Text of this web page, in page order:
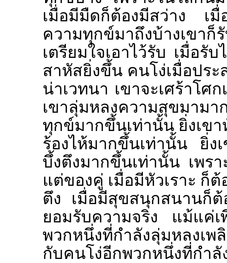
เมื่อมีมืดก็ต้องมีสว่าง เ
ความทุกข์มาถึงบ้างเขา
เตรียมใจเอาไว้รับ เมื่อรั
สาหัสยิ่งขึ้น คนโง่เมื่อปร
น่าเวทนา เขาจะเศร้าโศ
เขาลุ่มหลงความสุขมามา
ทุกข์มากขึ้นเท่านั้น ยิ่งเขา
ร้องไห้มากขึ้นเท่านั้น ยิ่ง
บึ้งตึงมากขึ้นเท่านั้น เพร
แต่ของคู่ เมื่อมีหัวเราะ ก็
ตึง เมื่อมีสุขสนุกสนานก็
ยอมรับความจริง แม้แค่เ
พวกหนึ่งที่กำลังลุ่มหลงเ
กับคนโง่อีกพวกหนึ่งที่กำลั